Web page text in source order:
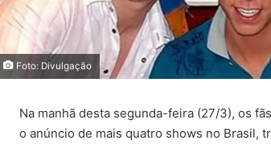
Foto: Divulgação
Na manhã desta segunda-feira (27/3), os
o anúncio de mais quatro shows no Brasil,